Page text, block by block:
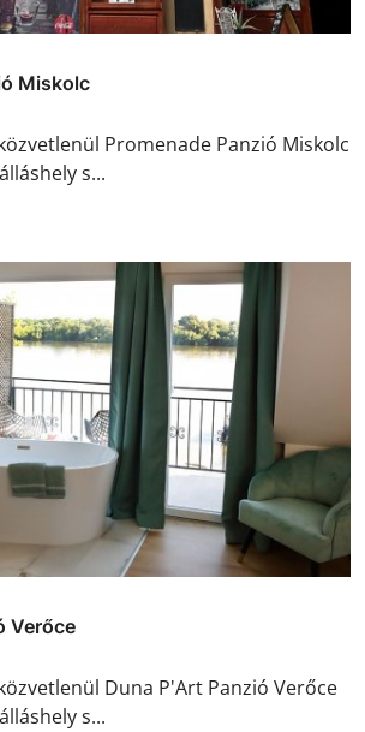
Miskolc
Promenade Panzió Miskolc
s...
Verőce
Duna P'Art Panzió Verőce
s...